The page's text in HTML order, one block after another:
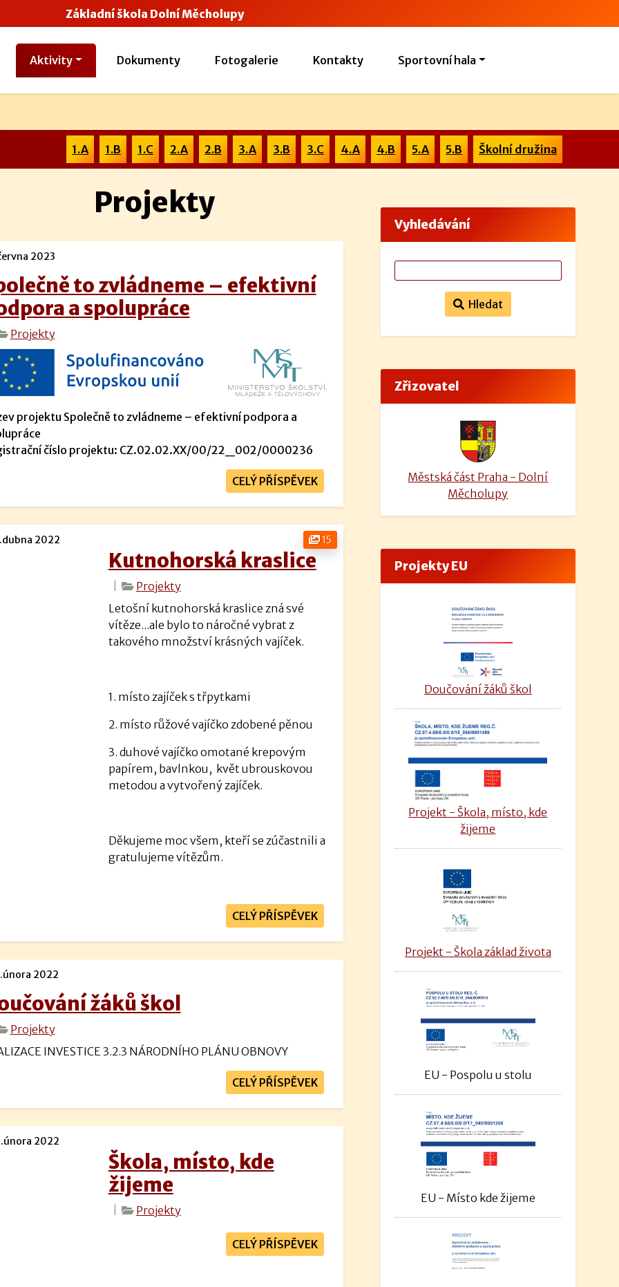
Základní škola Dolní Měcholupy
Aktivity Dokumenty Fotogalerie Kontakty Sportovní hala
1.A 1.B 1.C 2.A 2.B 3.A 3.B 3.C 4.A 4.B 5.A 5.B Školní družina
Projekty
2023
to zvládneme – efektivní
a spolupráce
Projekty
projektu Společně to zvládneme – efektivní podpora a
číslo projektu: CZ.02.02.XX/00/22_002/0000236
CELÝ PŘÍSPĚVEK
15
2022
Kutnohorská kraslice
Projekty
Letošní kutnohorská kraslice zná své
vítěze...ale bylo to náročné vybrat z
takového množství krásných vajíček.
1. místo zajíček s třpytkami
2. místo růžové vajíčko zdobené pěnou
3. duhové vajíčko omotané krepovým
papírem, bavlnkou, květ ubrouskovou
metodou a vytvořený zajíček.
Děkujeme moc všem, kteří se zúčastnili a
gratulujeme vítězům.
CELÝ PŘÍSPĚVEK
2022
žáků škol
Projekty
INVESTICE 3.2.3 NÁRODNÍHO PLÁNU OBNOVY
CELÝ PŘÍSPĚVEK
2022
Škola, místo, kde
žijeme
Projekty
CELÝ PŘÍSPĚVEK
Vyhledávání
Hledat
Zřizovatel
Městská část Praha - Dolní
Měcholupy
Projekty EU
Doučování žáků škol
Projekt - Škola, místo, kde
žijeme
Projekt - Škola základ života
EU - Pospolu u stolu
EU - Místo kde žijeme